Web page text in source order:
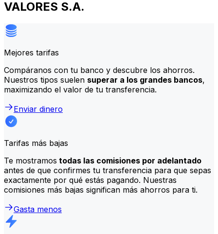
VALORES S.A.
Mejores tarifas
Compáranos con tu banco y descubre los ahorros.
Nuestros tipos suelen superar a los grandes bancos,
maximizando el valor de tu transferencia.
Enviar dinero
Tarifas más bajas
Te mostramos todas las comisiones por adelantado
antes de que confirmes tu transferencia para que sepas
exactamente por qué estás pagando. Nuestras
comisiones más bajas significan más ahorros para ti.
Gasta menos